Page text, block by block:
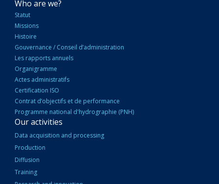
NAVIGATION
PRINCIPALE
Who are we?
Statut
Missions
Histoire
Gouvernance / Conseil d’administration
Les rapports annuels
Organigramme
Actes administratifs
Certification ISO
Contrat d’objectifs et de performance
Programme national d'hydrographie (PNH)
Our activities
Data acquisition and processing
Production
Diffusion
Training